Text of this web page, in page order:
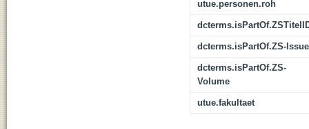
utue.personen.roh
dcterms.isPartOf.ZS-Issue
dcterms.isPartOf.ZS-
Volume
utue.fakultaet